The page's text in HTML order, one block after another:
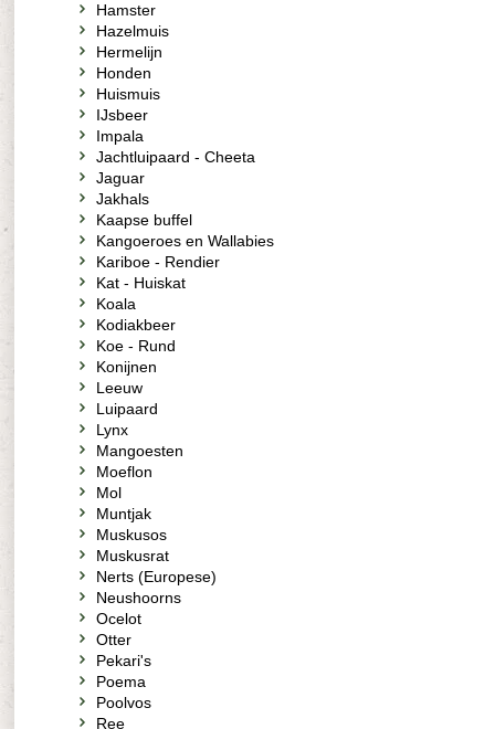
Hamster
Hazelmuis
Hermelijn
Honden
Huismuis
IJsbeer
Impala
Jachtluipaard - Cheeta
Jaguar
Jakhals
Kaapse buffel
Kangoeroes en Wallabies
Kariboe - Rendier
Kat - Huiskat
Koala
Kodiakbeer
Koe - Rund
Konijnen
Leeuw
Luipaard
Lynx
Mangoesten
Moeflon
Mol
Muntjak
Muskusos
Muskusrat
Nerts (Europese)
Neushoorns
Ocelot
Otter
Pekari's
Poema
Poolvos
Ree